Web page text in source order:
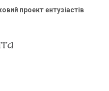
проект ентузіастів